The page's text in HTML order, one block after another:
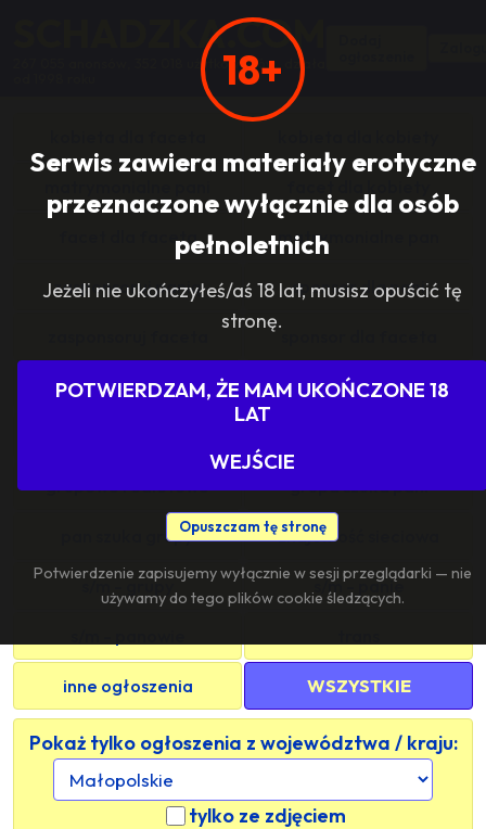
18+
Serwis zawiera materiały erotyczne
przeznaczone wyłącznie dla osób
pełnoletnich
Jeżeli nie ukończyłeś/aś 18 lat, musisz opuścić tę
stronę.
POTWIERDZAM, ŻE MAM UKOŃCZONE 18
LAT
WEJŚCIE
Opuszczam tę stronę
Potwierdzenie zapisujemy wyłącznie w sesji przeglądarki — nie
używamy do tego plików cookie śledzących.
SCHADZKA.COM
267 055 anonsów, 352 018 użytkowników, działa
facet dla faceta matrymonialne pan
zasponsoruj panią sponsor dla pani
sponsoring grupy agencje towarzyskie
grupowo i odlotowo grupa szuka pani
pan szuka grupy znajomość sieciowa
s/m - grupy s/m - panie
inne ogłoszenia WSZYSTKIE
Pokaż tylko ogłoszenia z województwa / kraju:
tylko ze zdjęciem